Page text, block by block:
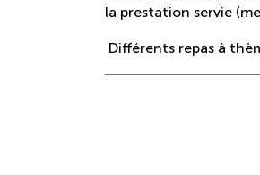
la prestation servie
Différents repas à